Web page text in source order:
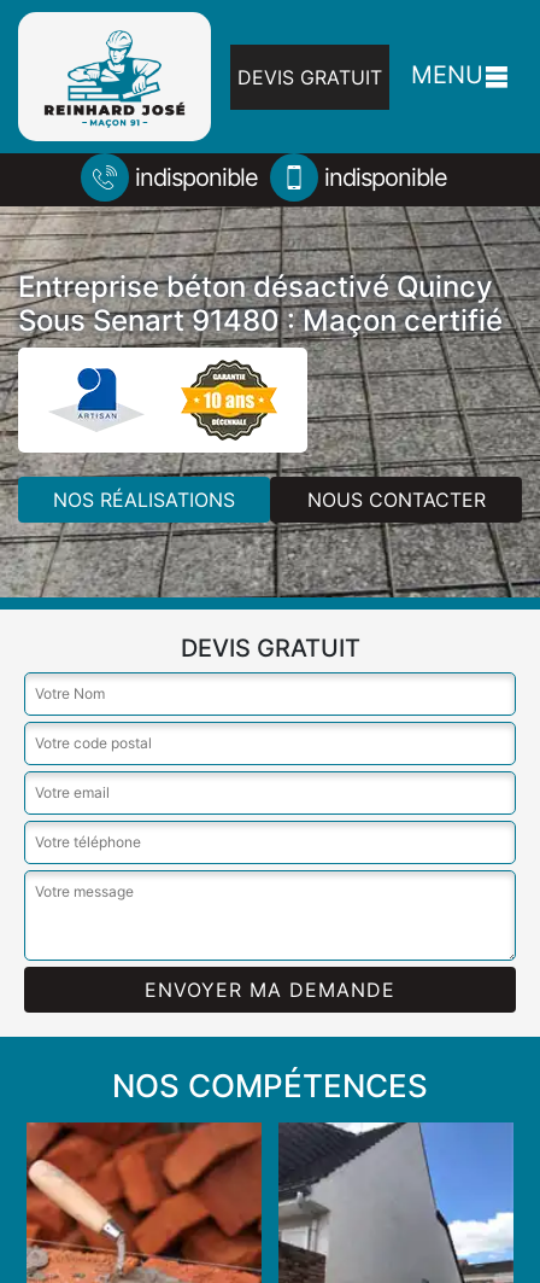
DEVIS GRATUIT MENU
indisponible indisponible
Entreprise béton désactivé Quincy
Sous Senart 91480 : Maçon certifié
NOS RÉALISATIONS NOUS CONTACTER
DEVIS GRATUIT
NOS COMPÉTENCES